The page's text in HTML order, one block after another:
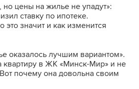
цены на жилье не упадут»:
ставку по ипотеке.
это значит и как изменится
оказалось лучшим вариантом».
квартиру в ЖК «Минск-Мир» и не
почему она довольна своим